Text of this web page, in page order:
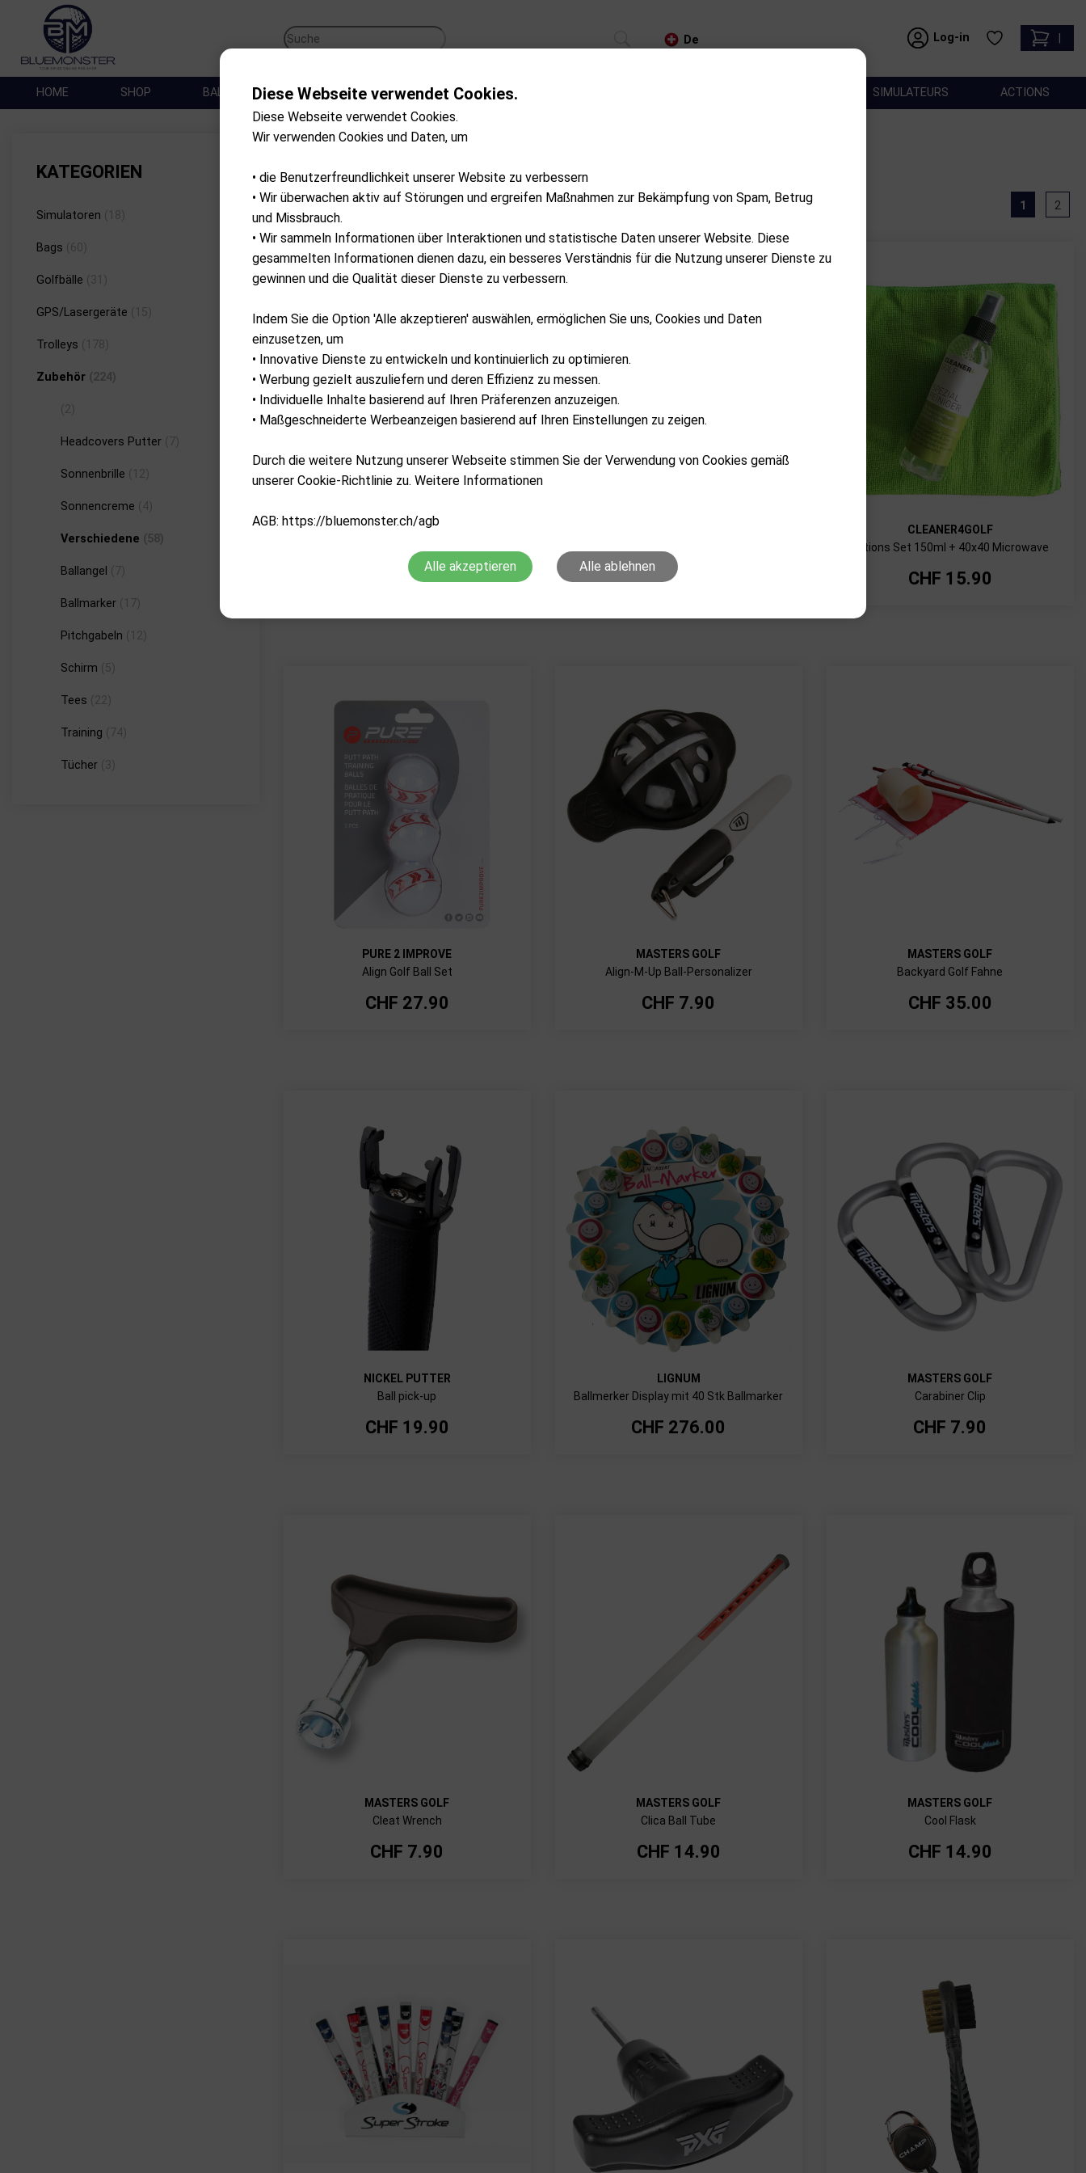
Log-in
De
HOME SHOP BALLES DE GOLF SACS TROLLEYS SIMULATEURS ACTIONS
KATEGORIEN
Simulatoren
Bags
Golfbälle
GPS/Lasergeräte
Trolleys
Zubehör
Headcovers Putter
Sonnenbrille
Sonnencreme
Verschiedene
Ballangel
Ballmarker
Pitchgabeln
Schirm
Tees
Training
Tücher
auf Lager
1 2
MASTERS GOLF
12.90 CHF 27.90
CLEANER4GOLF
Aktions Set 150ml + 40x40 Microwave
CHF 15.90
PURE 2 IMPROVE
Align Golf Ball Set
CHF 27.90
MASTERS GOLF
Align-M-Up Ball-Personalizer
CHF 7.90
MASTERS GOLF
Backyard Golf Fahne
CHF 35.00
NICKEL PUTTER
Ball pick-up
CHF 19.90
LIGNUM
Ballmerker Display mit 40 Stk Ballmarker
CHF 276.00
MASTERS GOLF
Carabiner Clip
CHF 7.90
MASTERS GOLF
Cleat Wrench
CHF 7.90
MASTERS GOLF
Clica Ball Tube
CHF 14.90
MASTERS GOLF
Cool Flask
CHF 14.90
Diese Webseite verwendet Cookies.
Diese Webseite verwendet Cookies.
Wir verwenden Cookies und Daten, um
• die Benutzerfreundlichkeit unserer Website zu verbessern
• Wir überwachen aktiv auf Störungen und ergreifen Maßnahmen zur Bekämpfung von Spam, Betrug
und Missbrauch.
• Wir sammeln Informationen über Interaktionen und statistische Daten unserer Website. Diese
gesammelten Informationen dienen dazu, ein besseres Verständnis für die Nutzung unserer Dienste zu
gewinnen und die Qualität dieser Dienste zu verbessern.
Indem Sie die Option 'Alle akzeptieren' auswählen, ermöglichen Sie uns, Cookies und Daten
einzusetzen, um
• Innovative Dienste zu entwickeln und kontinuierlich zu optimieren.
• Werbung gezielt auszuliefern und deren Effizienz zu messen.
• Individuelle Inhalte basierend auf Ihren Präferenzen anzuzeigen.
• Maßgeschneiderte Werbeanzeigen basierend auf Ihren Einstellungen zu zeigen.
Durch die weitere Nutzung unserer Webseite stimmen Sie der Verwendung von Cookies gemäß
unserer Cookie-Richtlinie zu. Weitere Informationen
AGB: https://bluemonster.ch/agb
Alle akzeptieren Alle ablehnen